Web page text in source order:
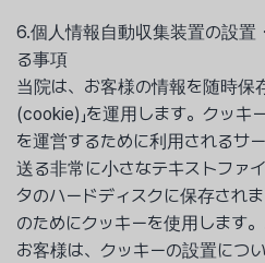
6.個人情報自動収集装置の設置
る事項
当院は、お客様の情報を随時保
(cookie)」を運用します。クッキ
を運営するために利用されるサ
送る非常に小さなテキストファ
タのハードディスクに保存され
のためにクッキーを使用します
お客様は、クッキーの設置につ